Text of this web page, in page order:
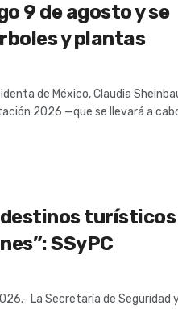
9 de agosto y se
y plantas
de México, Claudia
2026 —que se llevará a
turísticos
SSyPC
La Secretaría de Seguridad